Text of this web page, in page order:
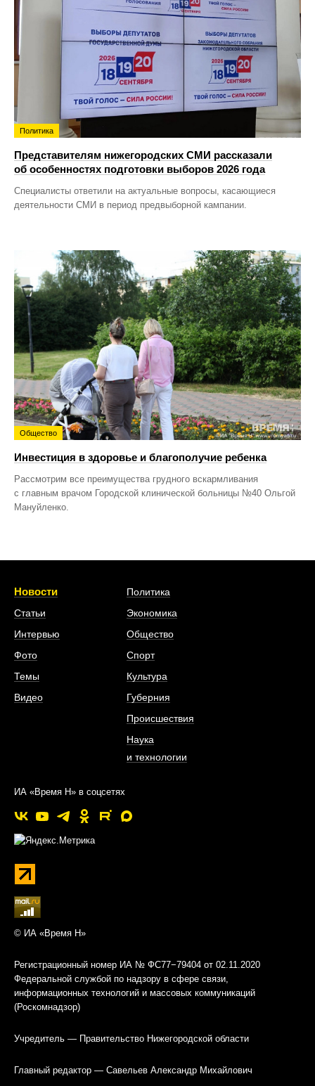
Политика
Представителям нижегородских СМИ рассказали
об особенностях подготовки выборов 2026 года
Специалисты ответили на актуальные вопросы, касающиеся
деятельности СМИ в период предвыборной кампании.
Общество
Инвестиция в здоровье и благополучие ребенка
Рассмотрим все преимущества грудного вскармливания
с главным врачом Городской клинической больницы №40 Ольгой
Мануйленко.
Новости
Статьи
Интервью
Фото
Темы
Видео
Политика
Экономика
Общество
Спорт
Культура
Губерния
Происшествия
Наука
и технологии
ИА «Время Н» в соцсетях
© ИА «Время Н»
Регистрационный номер ИА № ФС77−79404 от 02.11.2020
Федеральной службой по надзору в сфере связи,
информационных технологий и массовых коммуникаций
(Роскомнадзор)
Учредитель — Правительство Нижегородской области
Главный редактор — Савельев Александр Михайлович